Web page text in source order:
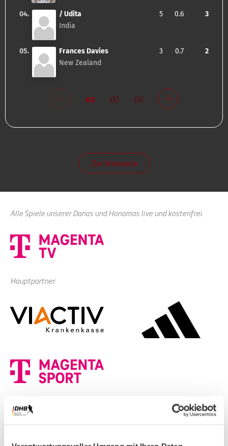
04.
/ Udita
India
5 0.6 3
05.
Frances Davies
New Zealand
3 0.7 2
01 02 03
Zur Startseite
Alle Spiele unserer Danas und Honamas live und kostenfrei
Hauptpartner
Premium-Partner